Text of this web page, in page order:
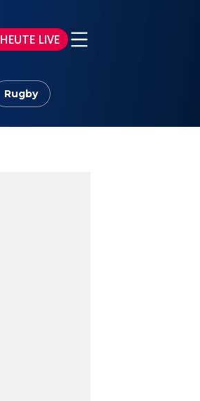
HEUTE LIVE
Rugby